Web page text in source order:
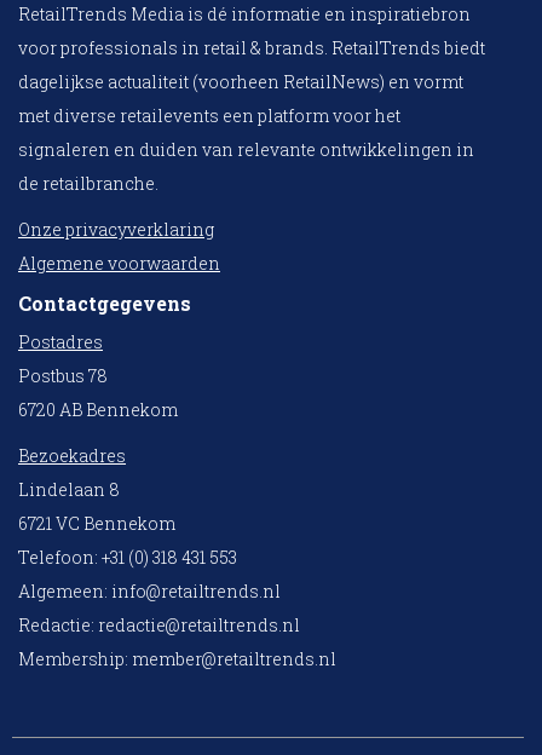
RetailTrends Media is dé informatie en inspiratiebron
voor professionals in retail & brands. RetailTrends biedt
dagelijkse actualiteit (voorheen RetailNews) en vormt
met diverse retailevents een platform voor het
signaleren en duiden van relevante ontwikkelingen in
de retailbranche.
Onze privacyverklaring
Algemene voorwaarden
Contactgegevens
Postadres
Postbus 78
6720 AB Bennekom
Bezoekadres
Lindelaan 8
6721 VC Bennekom
Telefoon: +31 (0) 318 431 553
Algemeen: info@retailtrends.nl
Redactie: redactie@retailtrends.nl
Membership: member@retailtrends.nl